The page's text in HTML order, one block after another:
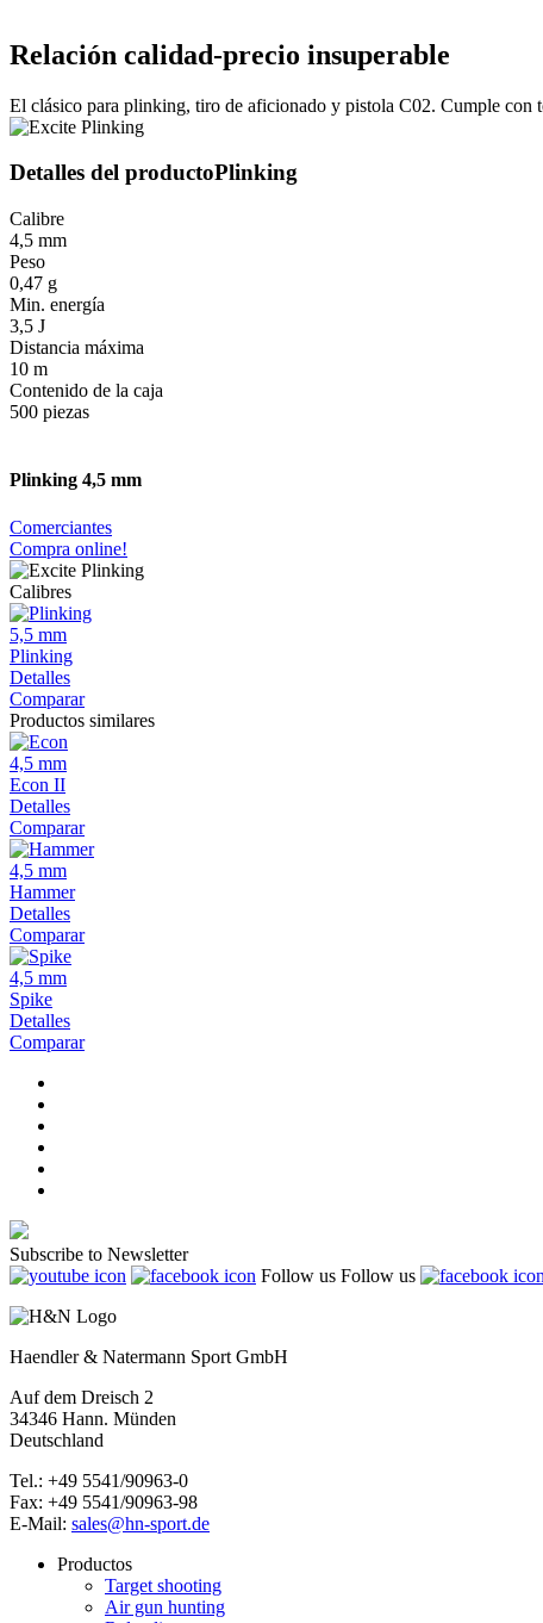
Relación calidad-precio insuperable
El clásico para plinking, tiro de aficionado y pistola C02. Cumple con
Detalles del productoPlinking
Calibre
4,5 mm
Peso
0,47 g
Min. energía
3,5 J
Distancia máxima
10 m
Contenido de la caja
500 piezas
Plinking 4,5 mm
Comerciantes
Compra online!
Calibres
5,5 mm
Plinking
Detalles
Comparar
Productos similares
4,5 mm
Econ II
Detalles
Comparar
4,5 mm
Hammer
Detalles
Comparar
4,5 mm
Spike
Detalles
Comparar
Subscribe to Newsletter
Follow us Follow us
Haendler & Natermann Sport GmbH
Auf dem Dreisch 2
34346 Hann. Münden
Deutschland
Tel.: +49 5541/90963-0
Fax: +49 5541/90963-98
E-Mail: sales@hn-sport.de
Productos
Target shooting
Air gun hunting